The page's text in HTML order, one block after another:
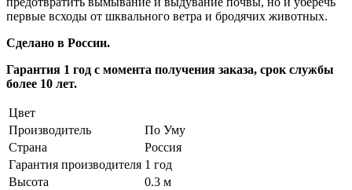
первые всходы от шквального ветра и бродячих животных.
Сделано в России.
Гарантия 1 год с момента получения заказа, срок службы
более 10 лет.
Цвет
Производитель
По Уму
Страна
Россия
Гарантия производителя 1 год
Высота
0.3 м